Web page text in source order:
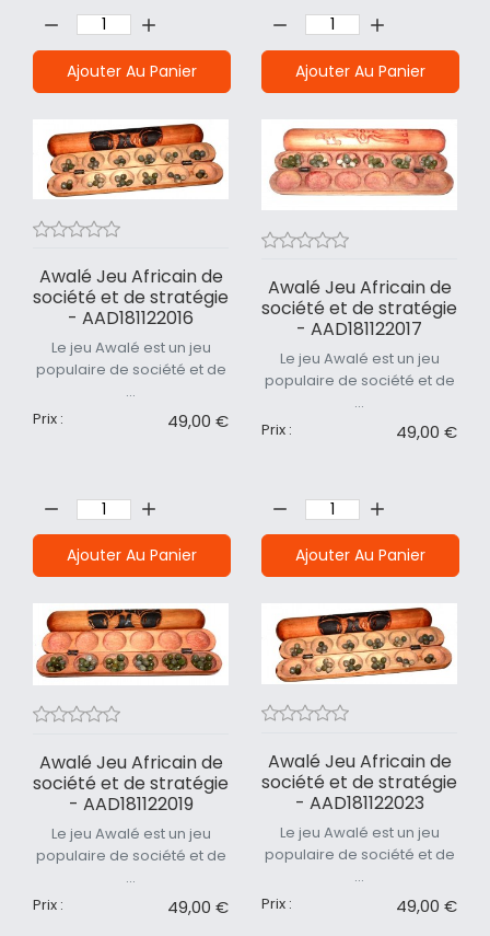
Ajouter Au Panier Ajouter Au Panier
Awalé Jeu Africain de
société et de stratégie
- AAD181122016
Le jeu Awalé est un jeu
populaire de société et de
...
Prix :
49,00 €
Ajouter Au Panier
Awalé Jeu Africain de
société et de stratégie
- AAD181122017
Le jeu Awalé est un jeu
populaire de société et de
...
Prix :
49,00 €
Ajouter Au Panier
Awalé Jeu Africain de
société et de stratégie
- AAD181122019
Le jeu Awalé est un jeu
populaire de société et de
...
Prix :
49,00 €
Awalé Jeu Africain de
société et de stratégie
- AAD181122023
Le jeu Awalé est un jeu
populaire de société et de
...
Prix :
49,00 €